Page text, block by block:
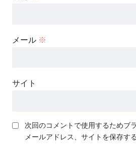
メール ※
サイト
次回のコメントで使用するためブ
メールアドレス、サイトを保存する